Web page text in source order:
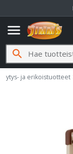
menu
search
ja erikoistuotteet